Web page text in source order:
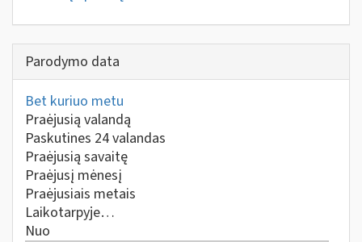
Parodymo data
Bet kuriuo metu
Praėjusią valandą
Paskutines 24 valandas
Praėjusią savaitę
Praėjusį mėnesį
Praėjusiais metais
Laikotarpyje…
Nuo